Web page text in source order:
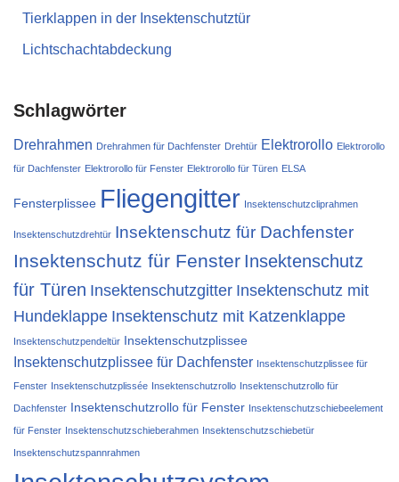
Tierklappen in der Insektenschutztür
Lichtschachtabdeckung
Schlagwörter
Drehrahmen Drehrahmen für Dachfenster Drehtür Elektrorollo Elektrorollo
für Dachfenster Elektrorollo für Fenster Elektrorollo für Türen ELSA
Fensterplissee Fliegengitter Insektenschutzcliprahmen
Insektenschutzdrehtür Insektenschutz für Dachfenster
Insektenschutz für Fenster Insektenschutz
für Türen Insektenschutzgitter Insektenschutz mit
Hundeklappe Insektenschutz mit Katzenklappe
Insektenschutzpendeltür Insektenschutzplissee
Insektenschutzplissee für Dachfenster Insektenschutzplissee für
Fenster Insektenschutzplissée Insektenschutzrollo Insektenschutzrollo für
Dachfenster Insektenschutzrollo für Fenster Insektenschutzschiebeelement
für Fenster Insektenschutzschieberahmen Insektenschutzschiebetür
Insektenschutzspannrahmen